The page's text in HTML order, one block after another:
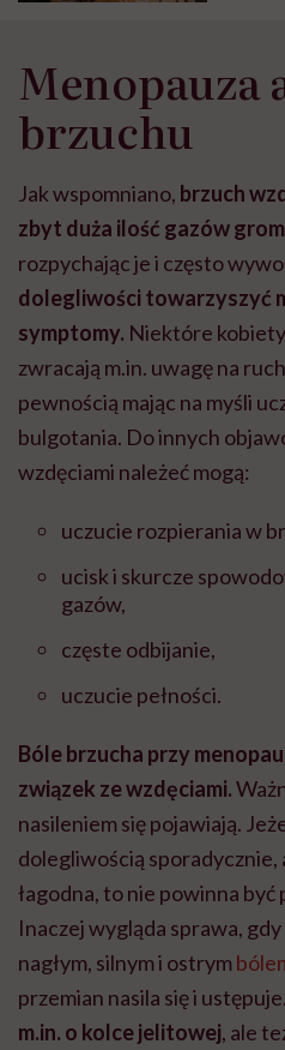
Menopauza
brzuchu
Jak wspomniano, brzuch
zbyt duża ilość gazów
rozpychając je i często
dolegliwości towarzyszyć
symptomy. Niektóre
zwracają m.in. uwagę na
pewnością mając na myśli
bulgotania. Do innych
wzdęciami należeć mogą:
uczucie rozpierania w
ucisk i skurcze
gazów,
częste odbijanie,
uczucie pełności.
Bóle brzucha przy
związek ze wzdęciami.
nasileniem się pojawiają.
dolegliwością sporadycznie,
łagodna, to nie powinna
Inaczej wygląda sprawa,
nagłym, silnym i ostrym
przemian nasila się i ustępuje.
m.in. o kolce jelitowej, ale